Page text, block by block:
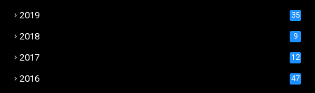
2019 35
2018 9
2017 12
2016 47